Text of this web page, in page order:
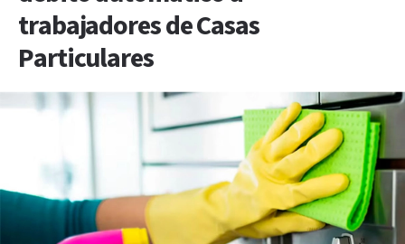
trabajadores de Casas
Particulares